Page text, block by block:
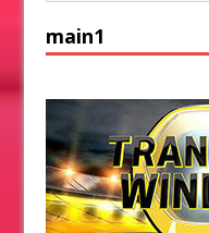
main1